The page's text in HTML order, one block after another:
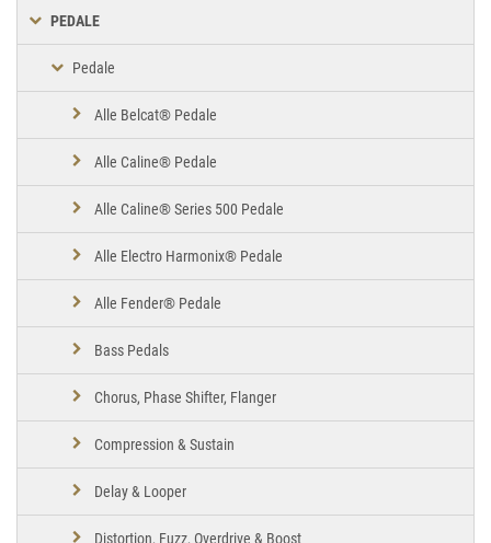
PEDALE
Pedale
Alle Belcat® Pedale
Alle Caline® Pedale
Alle Caline® Series 500 Pedale
Alle Electro Harmonix® Pedale
Alle Fender® Pedale
Bass Pedals
Chorus, Phase Shifter, Flanger
Compression & Sustain
Delay & Looper
Distortion, Fuzz, Overdrive & Boost